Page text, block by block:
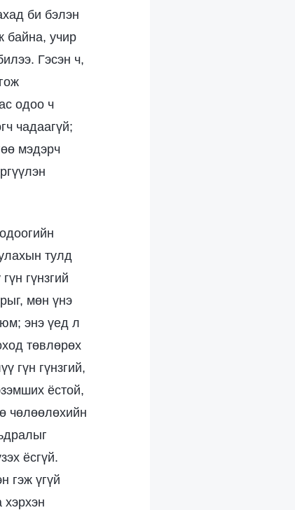
би бэлэн
байна, учир
Гэсэн ч,
одоо ч
чадаагүй;
мэдэрч
тулд
гүнзгий
мөн үнэ
энэ үед л
төвлөрөх
гүн гүнзгий,
ёстой,
чөлөөлөхийн
ёсгүй.
гэж үгүй
хэрхэн